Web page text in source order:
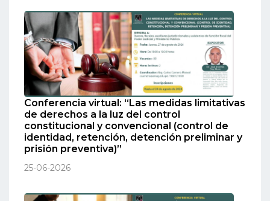
Conferencia virtual: “Las medidas limitativas
de derechos a la luz del control
constitucional y convencional (control de
identidad, retención, detención preliminar y
prisión preventiva)”
25-06-2026